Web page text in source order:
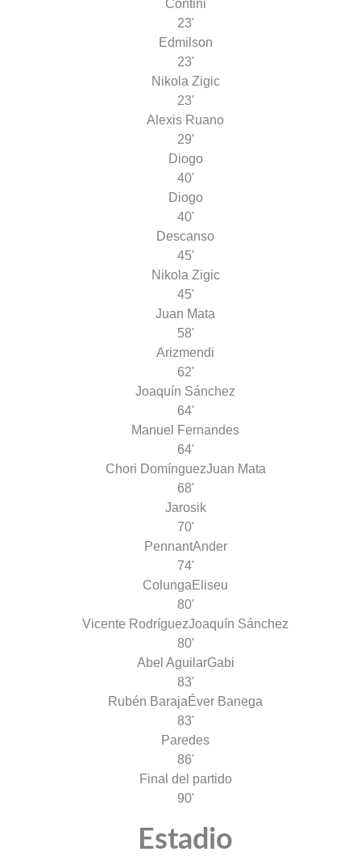
Contini
23'
Edmilson
23'
Nikola Zigic
23'
Alexis Ruano
29'
Diogo
40'
Diogo
40'
Descanso
45'
Nikola Zigic
45'
Juan Mata
58'
Arizmendi
62'
Joaquín Sánchez
64'
Manuel Fernandes
64'
Chori DomínguezJuan Mata
68'
Jarosik
70'
PennantAnder
74'
ColungaEliseu
80'
Vicente RodríguezJoaquín Sánchez
80'
Abel AguilarGabi
83'
Rubén BarajaÉver Banega
83'
Paredes
86'
Final del partido
90'
Estadio